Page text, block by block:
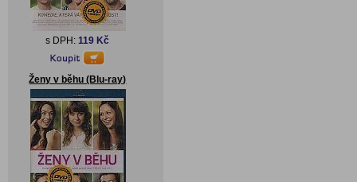
s DPH:119 Kč
Ženy v běhu (Blu-ray)